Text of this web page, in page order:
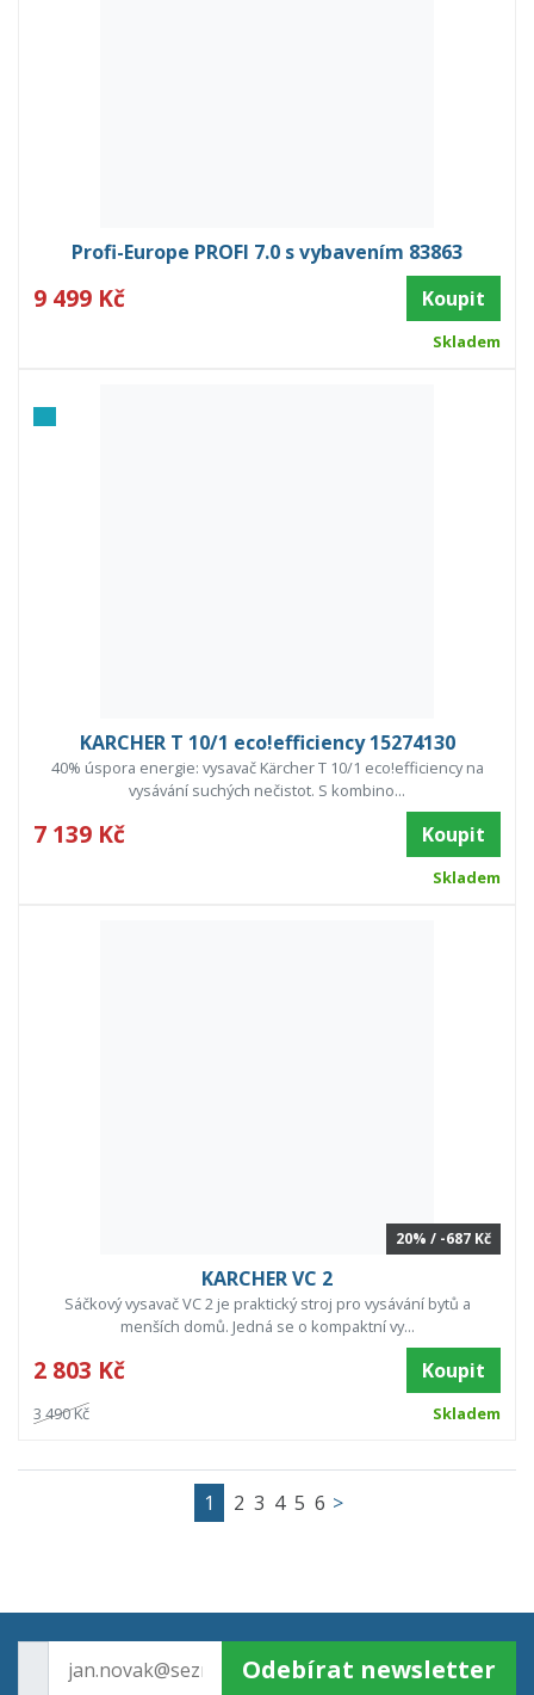
Profi-Europe PROFI 7.0 s vybavením 83863
9 499 Kč Koupit
Skladem
KARCHER T 10/1 eco!efficiency 15274130
40% úspora energie: vysavač Kärcher T 10/1 eco!efficiency na
vysávání suchých nečistot. S kombino...
7 139 Kč Koupit
Skladem
20% / -687 Kč
KARCHER VC 2
Sáčkový vysavač VC 2 je praktický stroj pro vysávání bytů a
menších domů. Jedná se o kompaktní vy...
2 803 Kč Koupit
3 490 Kč Skladem
1 2 3 4 5 6 >
Odebírat newsletter